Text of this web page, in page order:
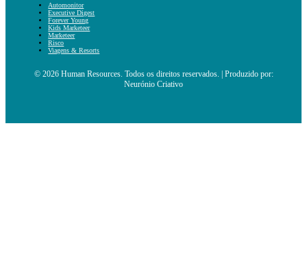
Automonitor
Executive Digest
Forever Young
Kids Marketeer
Marketeer
Risco
Viagens & Resorts
© 2026 Human Resources. Todos os direitos reservados. | Produzido por:
Neurónio Criativo